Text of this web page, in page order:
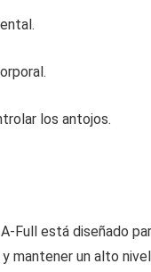
los antojos.
Full está diseñado
mantener un alto